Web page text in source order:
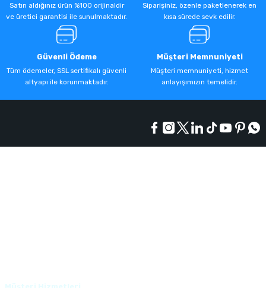
Satın aldığınız ürün %100 orijinaldir
ve üretici garantisi ile sunulmaktadır.
Siparişiniz, özenle paketlenerek en
kısa sürede sevk edilir.
Güvenli Ödeme
Tüm ödemeler, SSL sertifikalı güvenli
altyapı ile korunmaktadır.
Müşteri Memnuniyeti
Müşteri memnuniyeti, hizmet
anlayışımızın temelidir.